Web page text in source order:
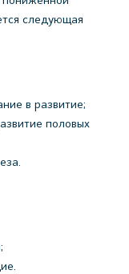
следующая
в развитие;
половых